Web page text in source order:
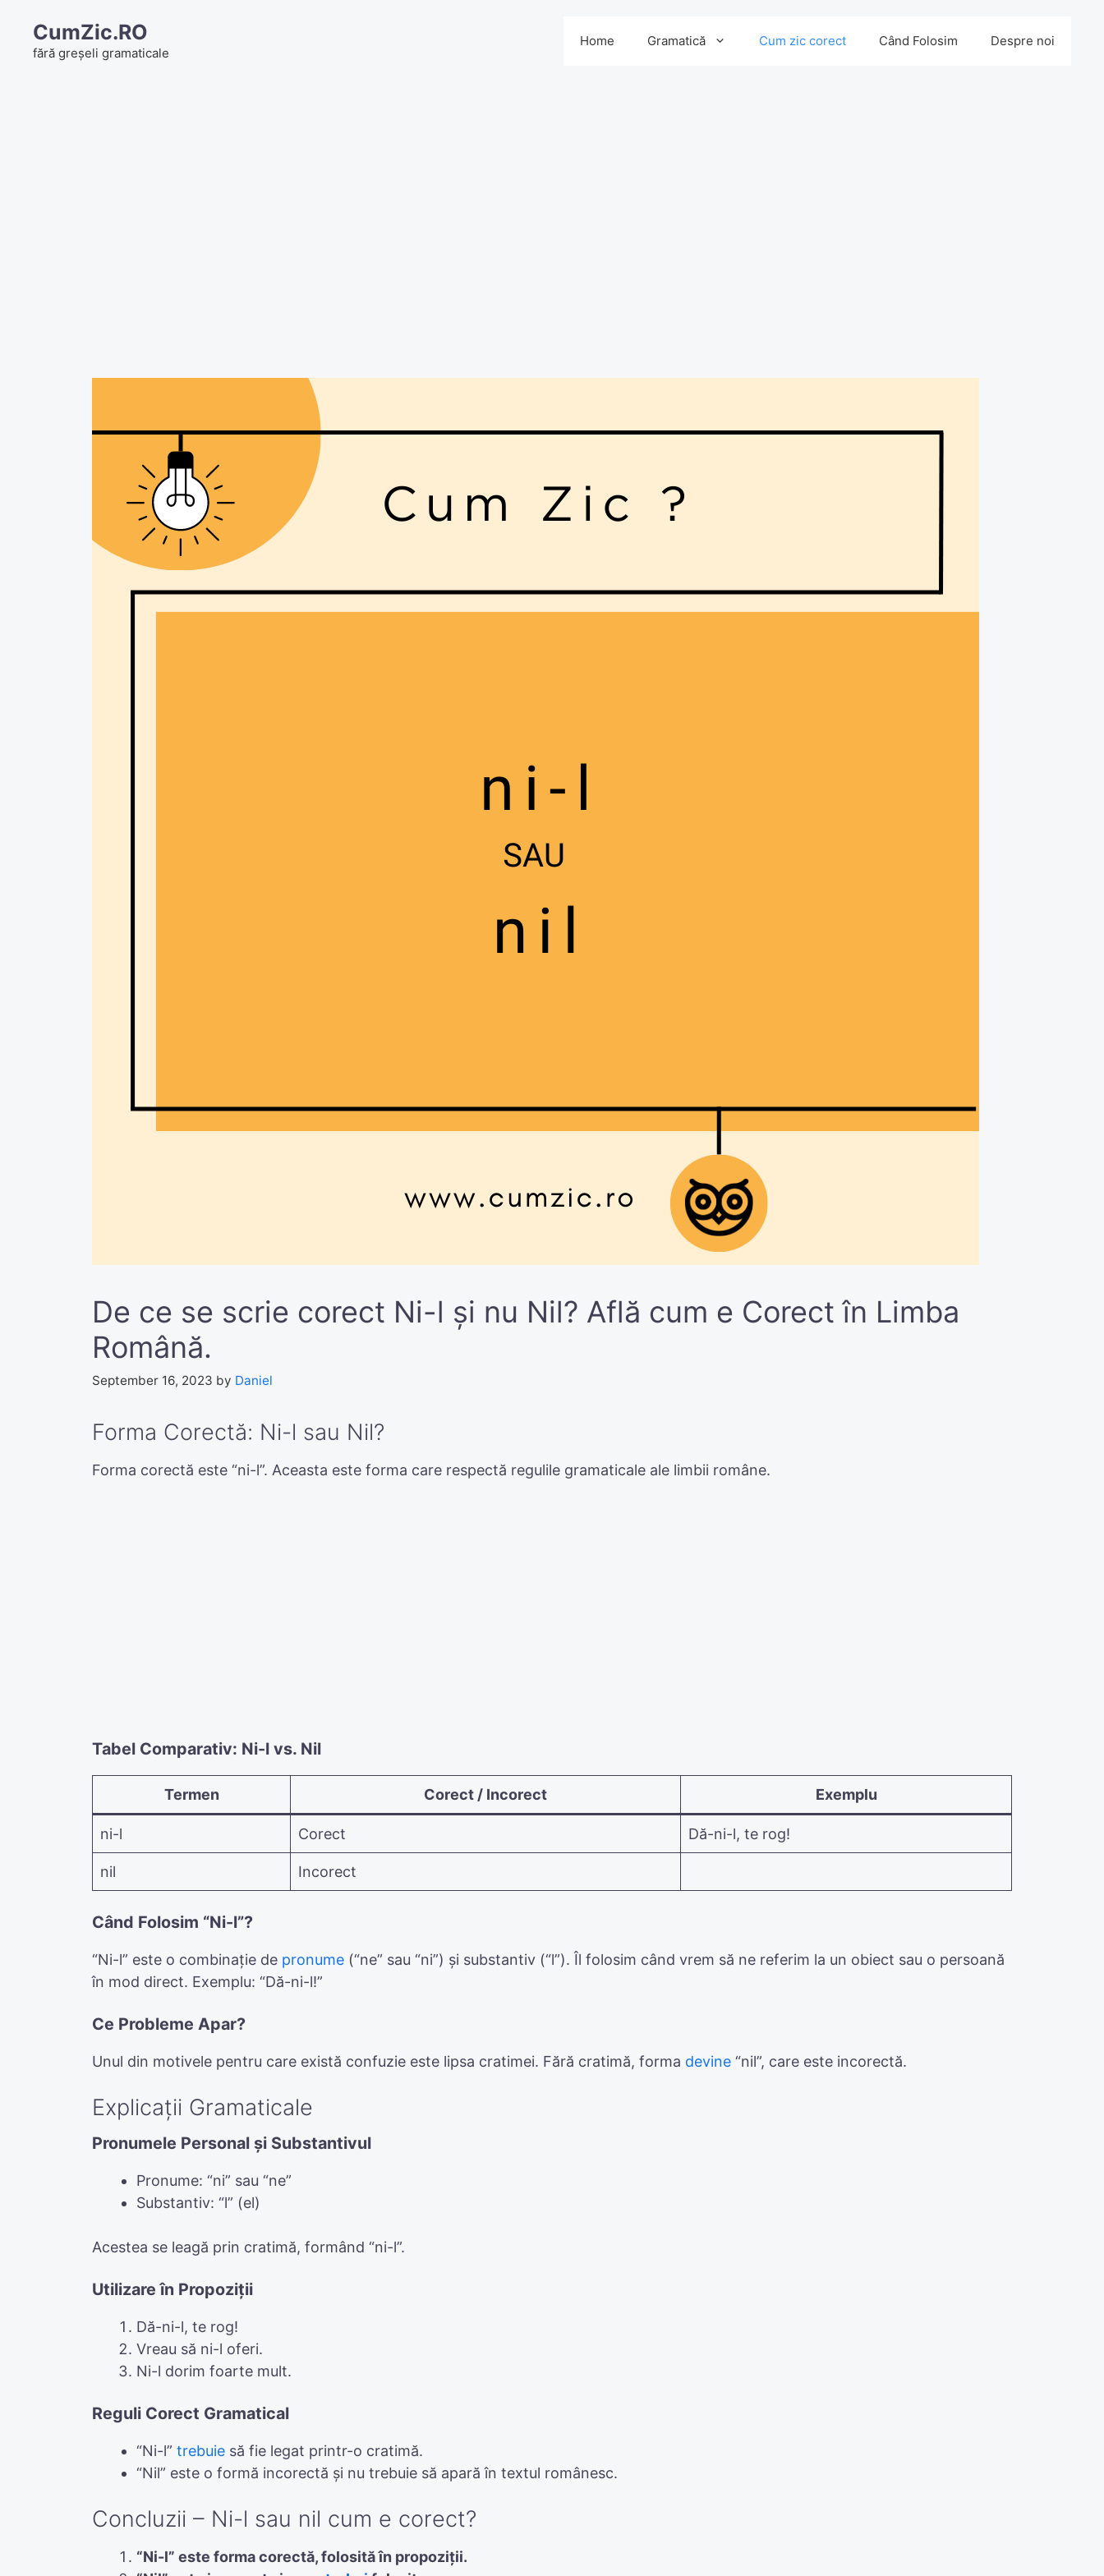
content
CumZic.RO
fără greșeli gramaticale
Home Gramatică Cum zic corect Când Folosim Despre noi
De ce se scrie corect Ni-l și nu Nil? Află cum e Corect în Limba
Română.
September 16, 2023 by Daniel
Forma Corectă: Ni-l sau Nil?
Forma corectă este “ni-l”. Aceasta este forma care respectă regulile gramaticale ale limbii române.
Tabel Comparativ: Ni-l vs. Nil
Termen Corect / Incorect Exemplu
ni-l Corect Dă-ni-l, te rog!
nil Incorect
Când Folosim “Ni-l”?
“Ni-l” este o combinație de pronume (“ne” sau “ni”) și substantiv (“l”). Îl folosim când vrem să ne referim la un obiect sau o persoană
în mod direct. Exemplu: “Dă-ni-l!”
Ce Probleme Apar?
Unul din motivele pentru care există confuzie este lipsa cratimei. Fără cratimă, forma devine “nil”, care este incorectă.
Explicații Gramaticale
Pronumele Personal și Substantivul
Pronume: “ni” sau “ne”
Substantiv: “l” (el)
Acestea se leagă prin cratimă, formând “ni-l”.
Utilizare în Propoziții
Dă-ni-l, te rog!
Vreau să ni-l oferi.
Ni-l dorim foarte mult.
Reguli Corect Gramatical
“Ni-l” trebuie să fie legat printr-o cratimă.
“Nil” este o formă incorectă și nu trebuie să apară în textul românesc.
Concluzii – Ni-l sau nil cum e corect?
“Ni-l” este forma corectă, folosită în propoziții.